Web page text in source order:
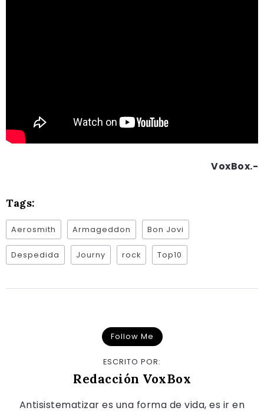
VoxBox.-
Tags:
Aerosmith Armageddon Bon Jovi
Despedida Journy rock Top10
Follow Me
ESCRITO POR:
Redacción VoxBox
Antisistematizar es una forma de vida, es ir en